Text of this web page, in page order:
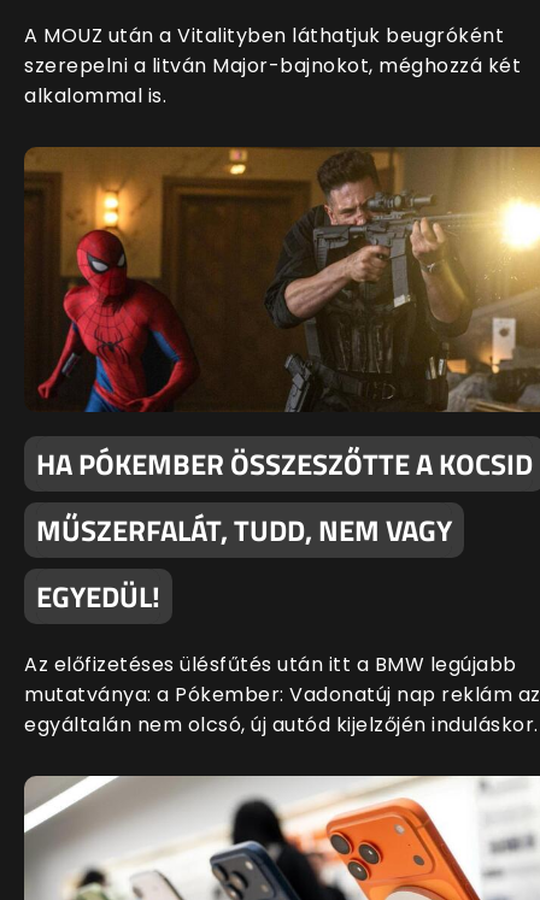
A MOUZ után a Vitalityben láthatjuk beugróként
szerepelni a litván Major-bajnokot, méghozzá két
alkalommal is.
HA PÓKEMBER ÖSSZESZŐTTE A KOCSID
MŰSZERFALÁT, TUDD, NEM VAGY
EGYEDÜL!
Az előfizetéses ülésfűtés után itt a BMW legújabb
mutatványa: a Pókember: Vadonatúj nap reklám az
egyáltalán nem olcsó, új autód kijelzőjén induláskor.